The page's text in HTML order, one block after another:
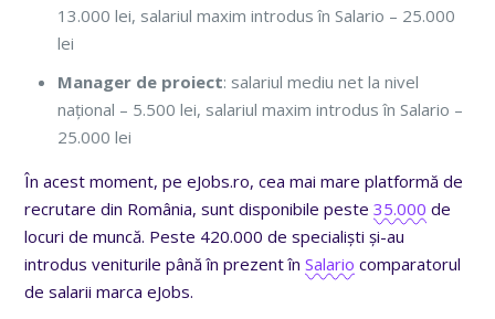
13.000 lei, salariul maxim introdus în Salario – 25.000
lei
Manager de proiect: salariul mediu net la nivel
național – 5.500 lei, salariul maxim introdus în Salario –
25.000 lei
În acest moment, pe eJobs.ro, cea mai mare platformă de
recrutare din România, sunt disponibile peste35.000 de
locuri de muncă. Peste 420.000 de specialiști și-au
introdus veniturile până în prezent înSalario comparatorul
de salarii marca eJobs.